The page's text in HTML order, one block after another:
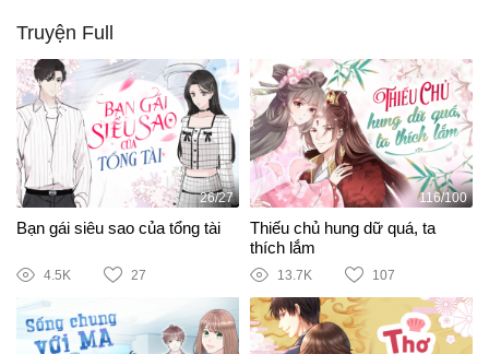
Truyện Full
26/27
Bạn gái siêu sao của tổng tài
4.5K 27
116/100
Thiếu chủ hung dữ quá, ta
thích lắm
13.7K 107